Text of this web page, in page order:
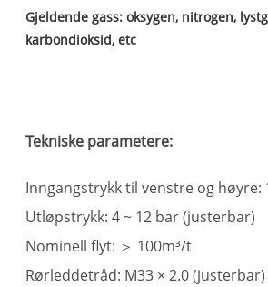
Gjeldende gass: oksygen, nitrogen,
karbondioksid, etc
Tekniske parametere:
Inngangstrykk til venstre og høyre:
Utløpstrykk: 4 ~ 12 bar (justerbar)
Nominell flyt: ＞ 100m³/t
Rørleddetråd: M33 × 2.0 (justerbar)